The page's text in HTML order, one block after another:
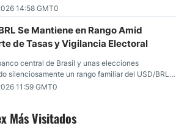
Más Visitados
14:58 GMT0
Se Mantiene en Rango Amid
de Tasas y Vigilancia Electoral
central de Brasil y unas elecciones
silenciosamente un rango familiar del USD/BRL.
del banco central de Brasil y unas elecciones
silenciosamente un rango familiar del USD/BRL.
observando a continuación.
11:59 GMT0